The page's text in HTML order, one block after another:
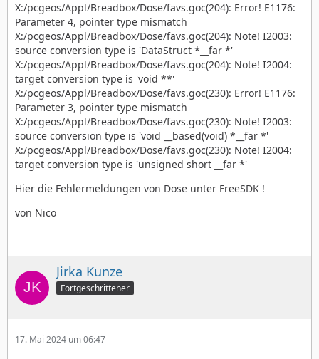
X:/pcgeos/Appl/Breadbox/Dose/favs.goc(204): Error! E1176:
Parameter 4, pointer type mismatch
X:/pcgeos/Appl/Breadbox/Dose/favs.goc(204): Note! I2003:
source conversion type is 'DataStruct *__far *'
X:/pcgeos/Appl/Breadbox/Dose/favs.goc(204): Note! I2004:
target conversion type is 'void **'
X:/pcgeos/Appl/Breadbox/Dose/favs.goc(230): Error! E1176:
Parameter 3, pointer type mismatch
X:/pcgeos/Appl/Breadbox/Dose/favs.goc(230): Note! I2003:
source conversion type is 'void __based(void) *__far *'
X:/pcgeos/Appl/Breadbox/Dose/favs.goc(230): Note! I2004:
target conversion type is 'unsigned short __far *'
Hier die Fehlermeldungen von Dose unter FreeSDK !
von Nico
Jirka Kunze
Fortgeschrittener
17. Mai 2024 um 06:47